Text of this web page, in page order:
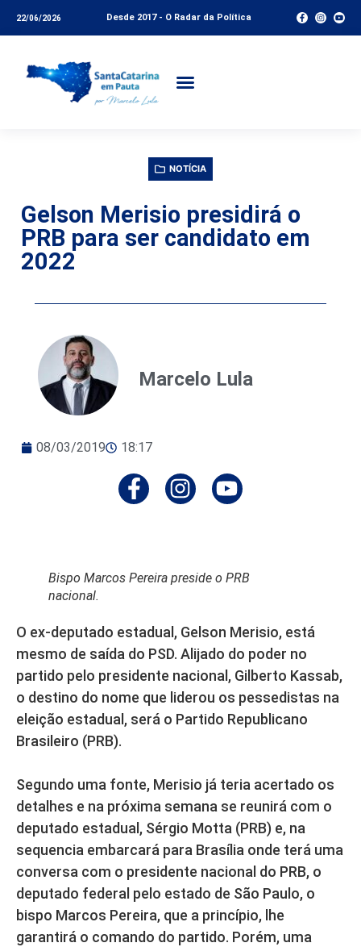
22/06/2026 Desde 2017 - O Radar da Política
NOTÍCIA
Gelson Merisio presidirá o
PRB para ser candidato em
2022
Marcelo Lula
08/03/2019 18:17
Bispo Marcos Pereira preside o PRB
nacional.
O ex-deputado estadual, Gelson Merisio, está
mesmo de saída do PSD. Alijado do poder no
partido pelo presidente nacional, Gilberto Kassab,
o destino do nome que liderou os pessedistas na
eleição estadual, será o Partido Republicano
Brasileiro (PRB).
Segundo uma fonte, Merisio já teria acertado os
detalhes e na próxima semana se reunirá com o
deputado estadual, Sérgio Motta (PRB) e, na
sequencia embarcará para Brasília onde terá uma
conversa com o presidente nacional do PRB, o
deputado federal pelo estado de São Paulo, o
bispo Marcos Pereira, que a princípio, lhe
garantirá o comando do partido. Porém, uma